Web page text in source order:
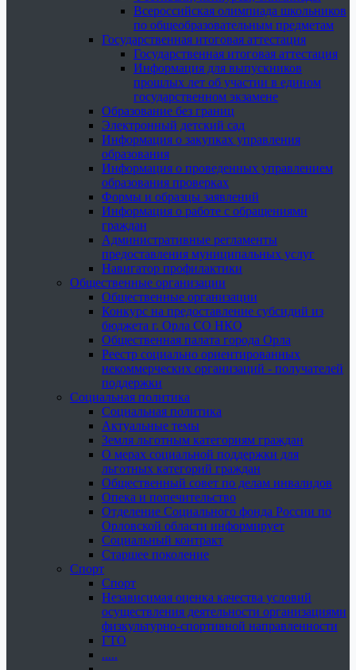
Всероссийская олимпиада школьников
по общеобразовательным предметам
Государственная итоговая аттестация
Государственная итоговая аттестация
Информация для выпускников
прошлых лет об участии в едином
государственном экзамене
Образование без границ
Электронный детский сад
Информация о закупках управления
образования
Информация о проведенных управлением
образования проверках
Формы и образцы заявлений
Информация о работе с обращениями
граждан
Административные регламенты
предоставления муниципальных услуг
Навигатор профилактики
Общественные организации
Общественные организации
Конкурс на предоставление субсидий из
бюджета г. Орла СО НКО
Общественная палата города Орла
Реестр социально ориентированных
некоммерческих организаций - получателей
поддержки
Социальная политика
Социальная политика
Актуальные темы
Земля льготным категориям граждан
О мерах социальной поддержки для
льготных категорий граждан
Общественный совет по делам инвалидов
Опека и попечительство
Отделение Социального фонда России по
Орловской области информирует
Социальный контракт
Старшее поколение
Спорт
Спорт
Независимая оценка качества условий
осуществления деятельности организациями
физкультурно-спортивной направленности
ГТО
.....